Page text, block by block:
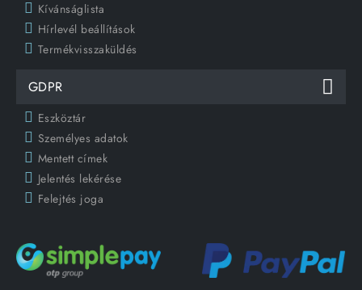
Kívánságlista
Hírlevél beállítások
Termékvisszaküldés
GDPR
Eszköztár
Személyes adatok
Mentett címek
Jelentés lekérése
Felejtés joga